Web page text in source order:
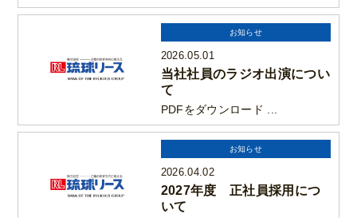
お知らせ
2026.05.01
当社社員のラジオ出演につい
て
PDFをダウンロード ...
お知らせ
2026.04.02
2027年度 正社員採用につ
いて